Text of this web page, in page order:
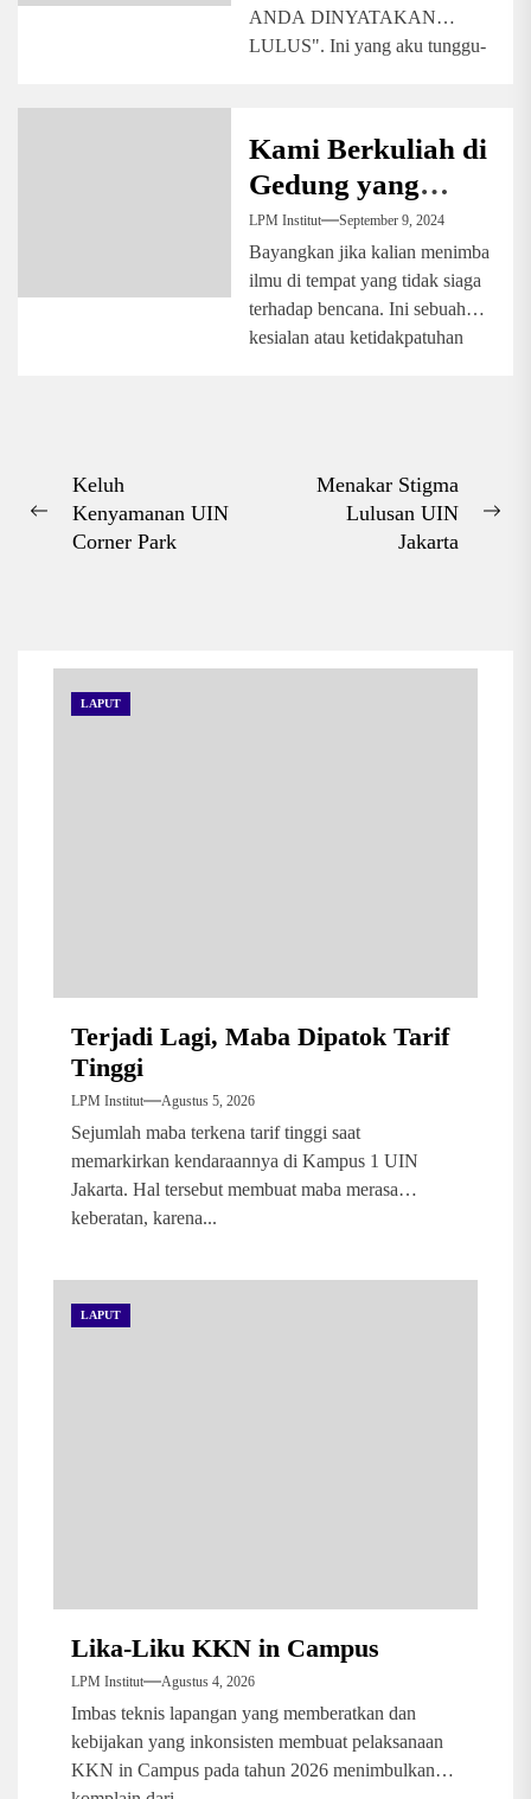
ANDA DINYATAKAN
LULUS". Ini yang aku tunggu-
Kami Berkuliah di
Gedung yang
Tidak Aman
LPM Institut September 9, 2024
Bayangkan jika kalian menimba
ilmu di tempat yang tidak siaga
terhadap bencana. Ini sebuah
kesialan atau ketidakpatuhan
Navigasi
pos
Previous
Keluh
Kenyamanan UIN
Corner Park
Menakar Stigma
Lulusan UIN
Jakarta
LAPUT
Terjadi Lagi, Maba Dipatok Tarif
Tinggi
LPM Institut Agustus 5, 2026
Sejumlah maba terkena tarif tinggi saat
memarkirkan kendaraannya di Kampus 1 UIN
Jakarta. Hal tersebut membuat maba merasa
keberatan, karena...
LAPUT
Lika-Liku KKN in Campus
LPM Institut Agustus 4, 2026
Imbas teknis lapangan yang memberatkan dan
kebijakan yang inkonsisten membuat pelaksanaan
KKN in Campus pada tahun 2026 menimbulkan